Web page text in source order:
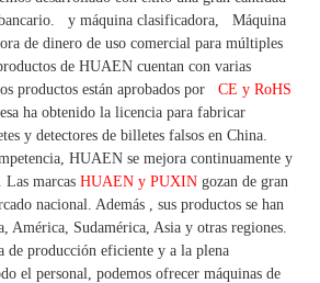
y máquina clasificadora,
Máquina
de dinero de uso comercial para múltiples
de HUAEN cuentan con varias
productos están aprobados por
CE y RoHS
ha obtenido la licencia para fabricar
y detectores de billetes falsos en China.
HUAEN se mejora continuamente y
Las marcas HUAEN y PUXIN gozan de gran
nacional. Además
sus productos se han
América, Sudamérica, Asia y otras regiones.
de producción eficiente y a la plena
el personal, podemos ofrecer máquinas de